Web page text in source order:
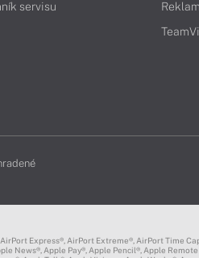
servisu
Express®, AirPort Extreme®, AirPort Time
News®, Apple Pay®, Apple Pencil®, Apple